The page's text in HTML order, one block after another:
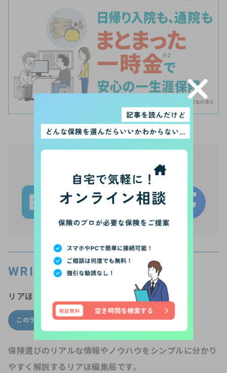
【PR】
WRITER’S PROFILE
リアほMAGAZINE編集局
このライターの他の記事 ライター一覧
保険選びのリアルな情報やノウハウをシンプルに分かり
やすく解説するリアほ編集局です。